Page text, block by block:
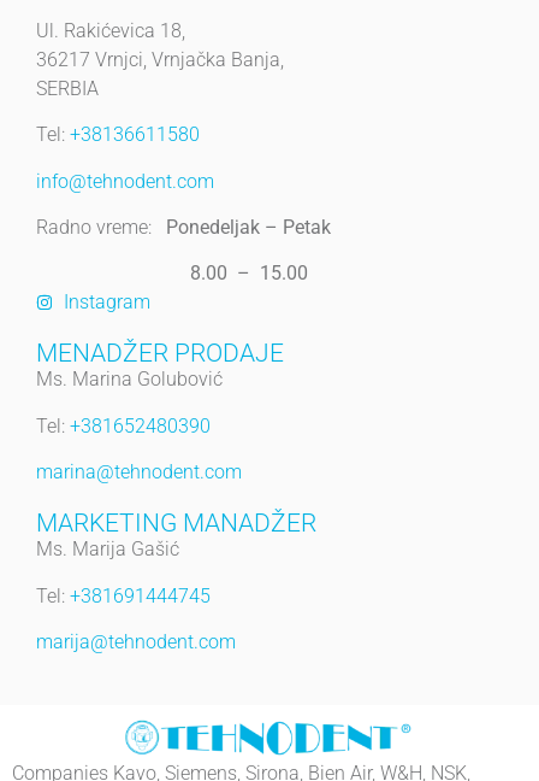
Ul. Rakićevica 18,
36217 Vrnjci, Vrnjačka Banja,
SERBIA
Tel: +38136611580
info@tehnodent.com
Radno vreme: Ponedeljak – Petak
8.00 – 15.00
Instagram
MENADŽER PRODAJE
Ms. Marina Golubović
Tel: +381652480390
marina@tehnodent.com
MARKETING MANADŽER
Ms. Marija Gašić
Tel: +381691444745
marija@tehnodent.com
Companies Kavo, Siemens, Sirona, Bien Air, W&H, NSK,